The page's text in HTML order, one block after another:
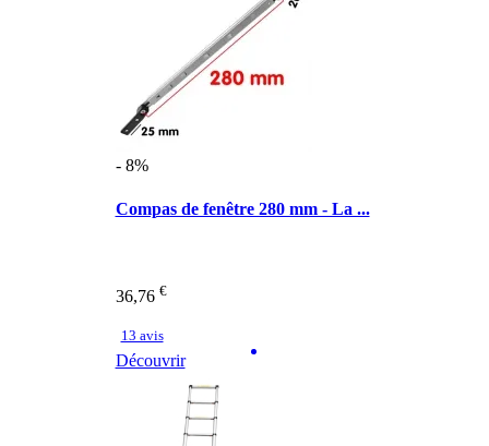
- 8%
Compas de fenêtre 280 mm - La ...
36,76 €
13 avis
Découvrir